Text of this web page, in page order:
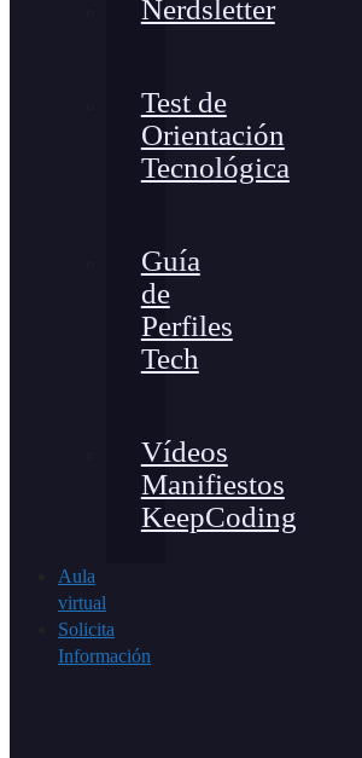
Nerdsletter
Test de
Orientación
Tecnológica
Guía
de
Perfiles
Tech
Vídeos
Manifiestos
KeepCoding
Aula
virtual
Solicita
Información